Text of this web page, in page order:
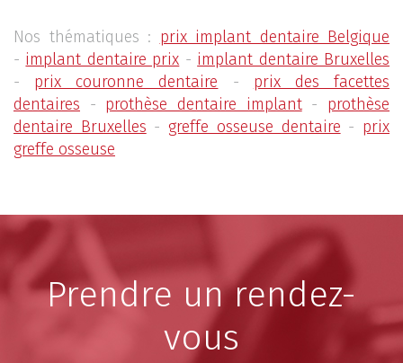
Nos thématiques : prix implant dentaire Belgique
- implant dentaire prix - implant dentaire Bruxelles
- prix couronne dentaire - prix des facettes
dentaires - prothèse dentaire implant- prothèse
dentaire Bruxelles -greffe osseuse dentaire - prix
greffe osseuse
Prendre un rendez-
vous